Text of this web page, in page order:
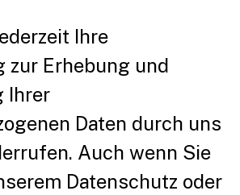
Ihre
zur Erhebung und
Ihrer
Daten durch uns
Auch wenn Sie
Datenschutz oder